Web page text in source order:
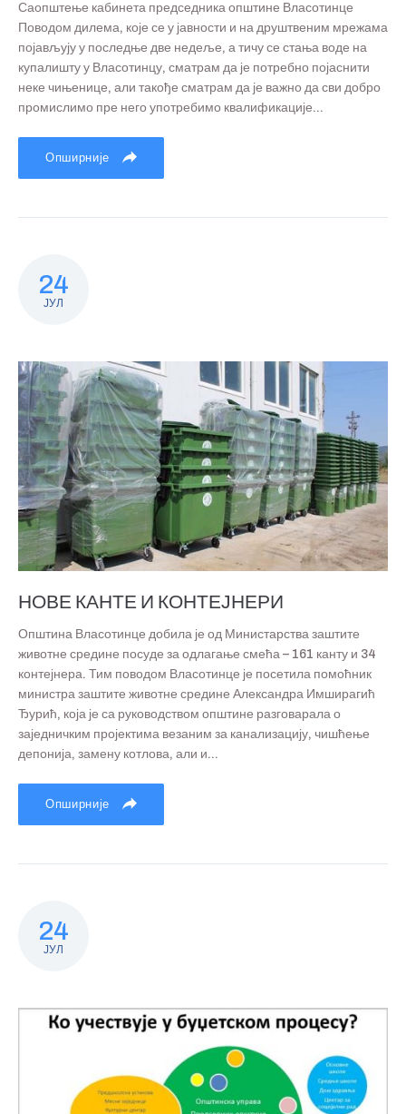
Саопштење кабинета председника општине Власотинце
Поводом дилема, које се у јавности и на друштвеним мрежама
појављују у последње две недеље, а тичу се стања воде на
купалишту у Власотинцу, сматрам да је потребно појаснити
неке чињенице, али такође сматрам да је важно да сви добро
промислимо пре него употребимо квалификације...
Опширније
24
ЈУЛ
НОВЕ КАНТЕ И КОНТЕЈНЕРИ
Општина Власотинце добила је од Министарства заштите
животне средине посуде за одлагање смећа – 161 канту и 34
контејнера. Тим поводом Власотинце је посетила помоћник
министра заштите животне средине Александра Имширагић
Ђурић, која је са руководством општине разговарала о
заједничким пројектима везаним за канализацију, чишћење
депонија, замену котлова, али и...
Опширније
24
ЈУЛ